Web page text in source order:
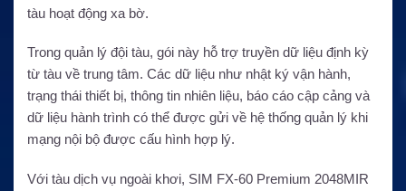
tàu hoạt động xa bờ.
Trong quản lý đội tàu, gói này hỗ trợ truyền dữ liệu định kỳ
từ tàu về trung tâm. Các dữ liệu như nhật ký vận hành,
trạng thái thiết bị, thông tin nhiên liệu, báo cáo cập cảng và
dữ liệu hành trình có thể được gửi về hệ thống quản lý khi
mạng nội bộ được cấu hình hợp lý.
Với tàu dịch vụ ngoài khơi, SIM FX-60 Premium 2048MIR